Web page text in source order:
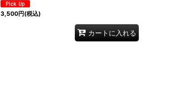
3,500円(税込)
カートに入れる